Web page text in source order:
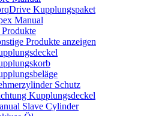
Kupplungspaket
Manual
Produkte
Produkte anzeigen
Schutz
Kupplungsdeckel
Slave Cylinder